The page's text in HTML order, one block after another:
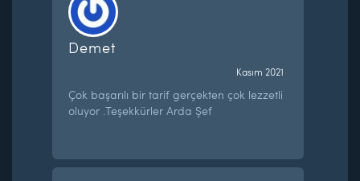
Demet
Kasım 2021
Çok başarılı bir tarif gerçekten çok lezzetli
oluyor .Teşekkürler Arda Şef